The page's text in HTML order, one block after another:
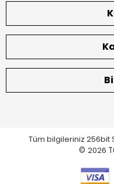
Tüm bilgileriniz 256bit
© 2026